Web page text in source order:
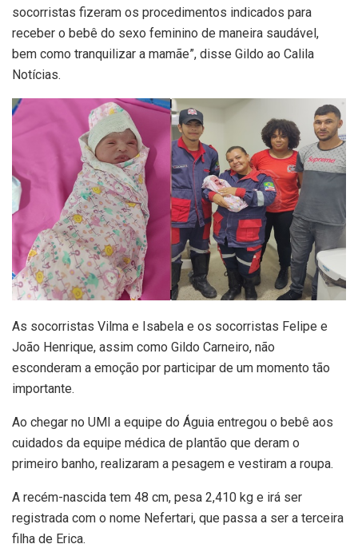
socorristas fizeram os procedimentos indicados para
receber o bebê do sexo feminino de maneira saudável,
bem como tranquilizar a mamãe”, disse Gildo ao Calila
Notícias.
As socorristas Vilma e Isabela e os socorristas Felipe e
João Henrique, assim como Gildo Carneiro, não
esconderam a emoção por participar de um momento tão
importante.
Ao chegar no UMI a equipe do Águia entregou o bebê aos
cuidados da equipe médica de plantão que deram o
primeiro banho, realizaram a pesagem e vestiram a roupa.
A recém-nascida tem 48 cm, pesa 2,410 kg e irá ser
registrada com o nome Nefertari, que passa a ser a terceira
filha de Erica.